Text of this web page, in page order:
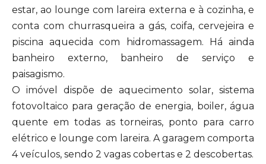
estar, ao lounge com lareira externa e à cozinha, e
conta com churrasqueira a gás, coifa, cervejeira e
piscina aquecida com hidromassagem. Há ainda
banheiro externo, banheiro de serviço e
paisagismo.
O imóvel dispõe de aquecimento solar, sistema
fotovoltaico para geração de energia, boiler, água
quente em todas as torneiras, ponto para carro
elétrico e lounge com lareira. A garagem comporta
4 veículos, sendo 2 vagas cobertas e 2 descobertas.